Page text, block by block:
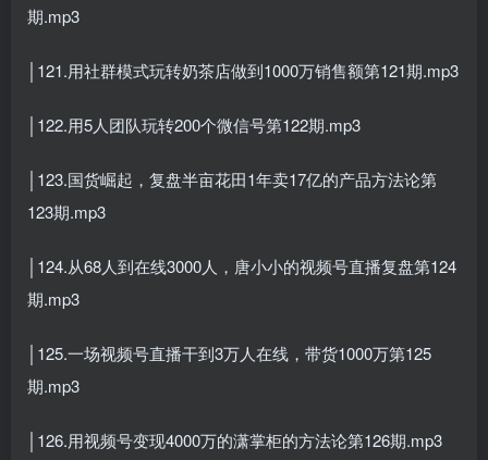
期.mp3
│121.用社群模式玩转奶茶店做到1000万销售额第121期.mp3
│122.用5人团队玩转200个微信号第122期.mp3
│123.国货崛起，复盘半亩花田1年卖17亿的产品方法论第
123期.mp3
│124.从68人到在线3000人，唐小小的视频号直播复盘第124
期.mp3
│125.一场视频号直播干到3万人在线，带货1000万第125
期.mp3
│126.用视频号变现4000万的潇掌柜的方法论第126期.mp3